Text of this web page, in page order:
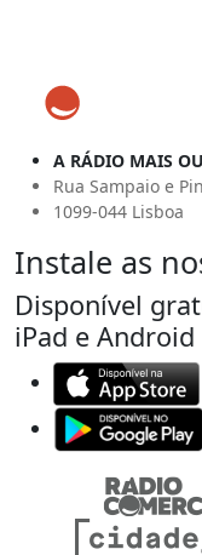
A RÁDIO MAIS
Rua Sampaio e
1099-044 Lisboa
Instale as
Disponível
iPad e Android